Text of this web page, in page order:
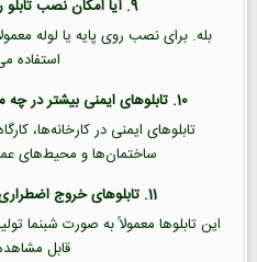
9. آیا امکان نصب تابلو روی پایه وجود دارد؟
بله. برای نصب روی پایه یا لوله
استفاده
10. تابلوهای ایمنی بیشتر در چه مکان‌هایی استفاده می‌شوند؟
تابلوهای ایمنی در کارخانه‌ها،
ساختمان‌ها و محیط‌های
11. تابلوهای خروج اضطراری چه ویژگی‌هایی دارند؟
این تابلوها معمولاً به صورت شبنما
قابل